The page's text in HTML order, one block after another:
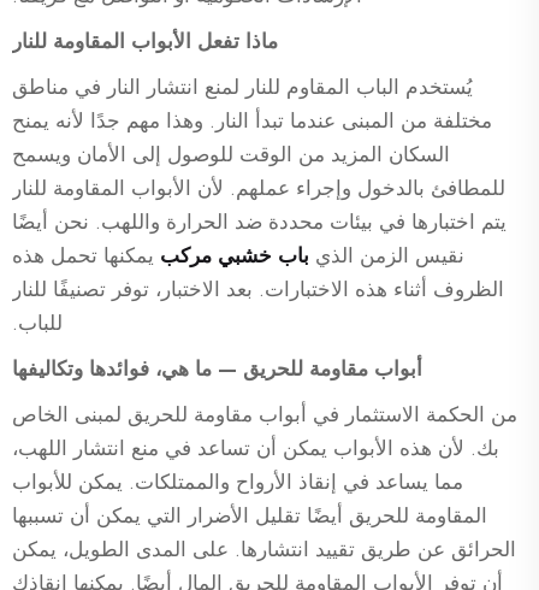
ماذا تفعل الأبواب المقاومة للنار
يُستخدم الباب المقاوم للنار لمنع انتشار النار في مناطق
مختلفة من المبنى عندما تبدأ النار. وهذا مهم جدًا لأنه يمنح
السكان المزيد من الوقت للوصول إلى الأمان ويسمح
للمطافئ بالدخول وإجراء عملهم. لأن الأبواب المقاومة للنار
يتم اختبارها في بيئات محددة ضد الحرارة واللهب. نحن أيضًا
نقيس الزمن الذي باب خشبي مركب يمكنها تحمل هذه
الظروف أثناء هذه الاختبارات. بعد الاختبار، توفر تصنيفًا للنار
للباب.
أبواب مقاومة للحريق — ما هي، فوائدها وتكاليفها
من الحكمة الاستثمار في أبواب مقاومة للحريق لمبنى الخاص
بك. لأن هذه الأبواب يمكن أن تساعد في منع انتشار اللهب،
مما يساعد في إنقاذ الأرواح والممتلكات. يمكن للأبواب
المقاومة للحريق أيضًا تقليل الأضرار التي يمكن أن تسببها
الحرائق عن طريق تقييد انتشارها. على المدى الطويل، يمكن
أن توفر الأبواب المقاومة للحريق المال أيضًا. يمكنها إنقاذك